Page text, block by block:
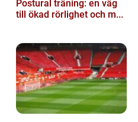
Postural träning: en väg
till ökad rörlighet och m...